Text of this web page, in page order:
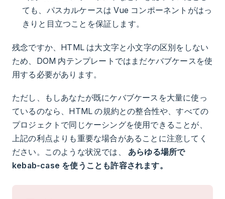
ても、パスカルケースは Vue コンポーネントがはっ
きりと目立つことを保証します。
残念ですか、HTML は大文字と小文字の区別をしない
ため、DOM 内テンプレートではまだケバブケースを使
用する必要があります。
ただし、もしあなたが既にケバブケースを大量に使っ
ているのなら、HTML の規約との整合性や、すべての
プロジェクトで同じケーシングを使用できることが、
上記の利点よりも重要な場合があることに注意してく
ださい。このような状況では、 あらゆる場所で
kebab-case を使うことも許容されます。